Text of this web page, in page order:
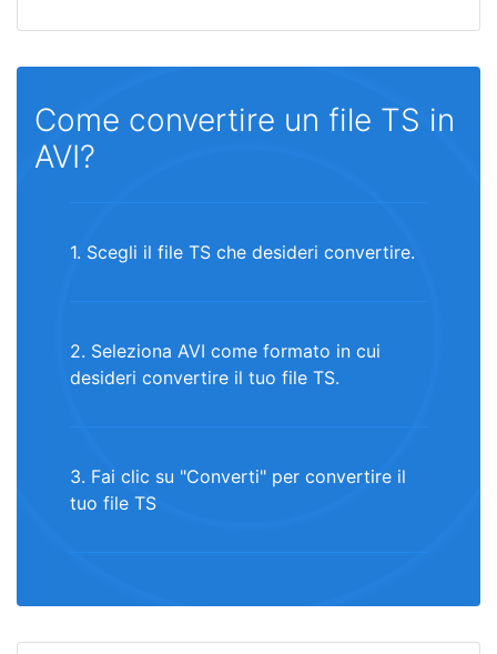
Come convertire un file TS in
AVI?
1. Scegli il file TS che desideri convertire.
2. Seleziona AVI come formato in cui
desideri convertire il tuo file TS.
3. Fai clic su "Converti" per convertire il
tuo file TS